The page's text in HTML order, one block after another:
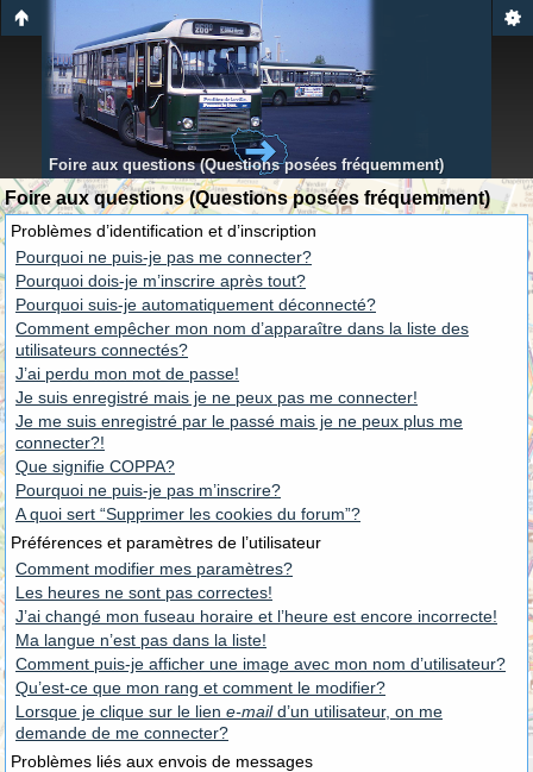
Foire aux questions (Questions posées fréquemment)
Foire aux questions (Questions posées fréquemment)
Problèmes d’identification et d’inscription
Pourquoi ne puis-je pas me connecter?
Pourquoi dois-je m’inscrire après tout?
Pourquoi suis-je automatiquement déconnecté?
Comment empêcher mon nom d’apparaître dans la liste des
utilisateurs connectés?
J’ai perdu mon mot de passe!
Je suis enregistré mais je ne peux pas me connecter!
Je me suis enregistré par le passé mais je ne peux plus me
connecter?!
Que signifie COPPA?
Pourquoi ne puis-je pas m’inscrire?
A quoi sert “Supprimer les cookies du forum”?
Préférences et paramètres de l’utilisateur
Comment modifier mes paramètres?
Les heures ne sont pas correctes!
J’ai changé mon fuseau horaire et l’heure est encore incorrecte!
Ma langue n’est pas dans la liste!
Comment puis-je afficher une image avec mon nom d’utilisateur?
Qu’est-ce que mon rang et comment le modifier?
Lorsque je clique sur le lien e-maild’un utilisateur, on me
demande de me connecter?
Problèmes liés aux envois de messages